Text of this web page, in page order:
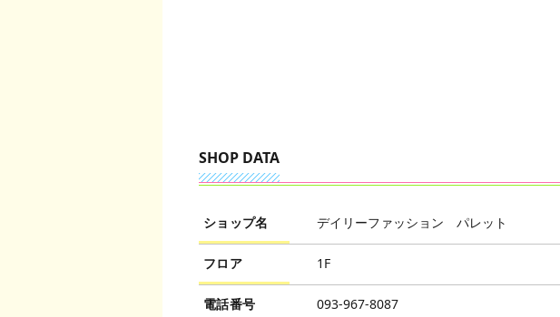
SHOP DATA
ショップ名 デイリーファッション パレット
フロア 1F
電話番号 093-967-8087